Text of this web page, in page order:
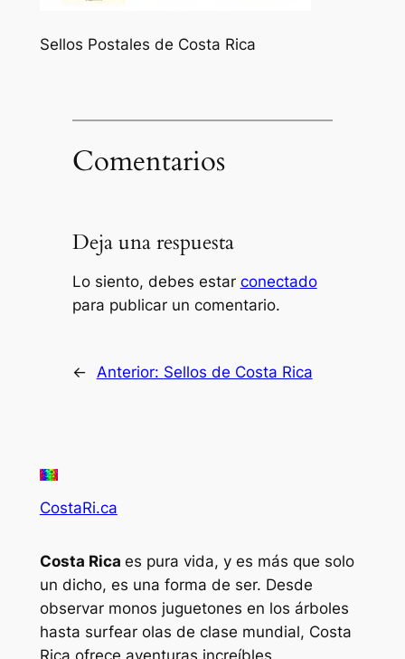
Sellos Postales de Costa Rica
Comentarios
Deja una respuesta
Lo siento, debes estar conectado
para publicar un comentario.
← Anterior: Sellos de Costa Rica
CostaRi.ca
Costa Rica es pura vida, y es más que solo
un dicho, es una forma de ser. Desde
observar monos juguetones en los árboles
hasta surfear olas de clase mundial, Costa